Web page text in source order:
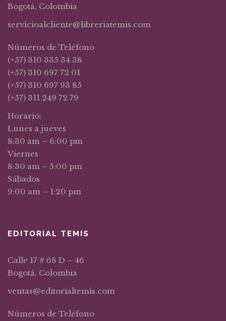
Bogotá, Colombia
servicioalcliente@libreriatemis.com
Números de Teléfono
(+57) 310 335 34 38
(+57) 310 697 72 01
(+57) 310 697 93 85
(+57) 311 249 72 79
Horario:
Lunes a jueves
8:30 am – 6:00 pm
Viernes
8:30 am – 5:00 pm
Sábados
9:00 am – 1:20 pm
EDITORIAL TEMIS
Calle 17 # 68 D – 46
Bogotá, Colombia
ventas@editorialtemis.com
Números de Teléfono